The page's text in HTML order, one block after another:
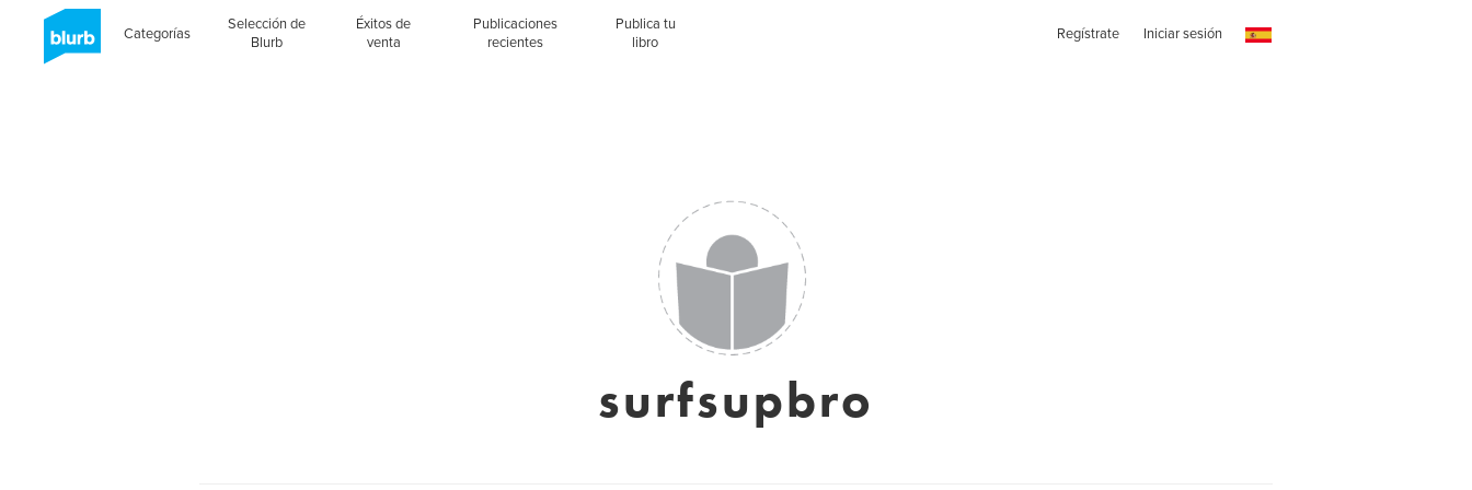
Categorías
Selección de
Blurb
Éxitos de
venta
Publicaciones
recientes
Publica tu
libro
Regístrate Iniciar sesión
surfsupbro